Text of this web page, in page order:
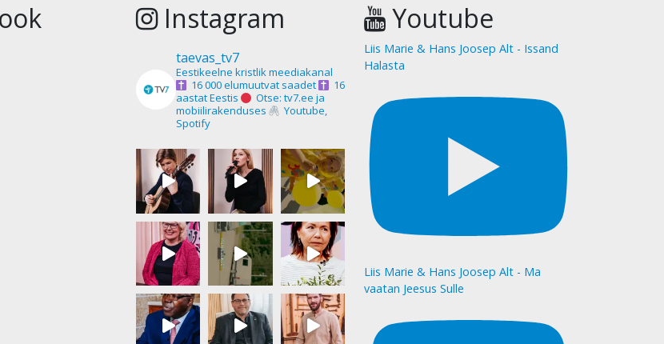
Instagram
taevas_tv7
Eestikeelne kristlik meediakanal
16 000 elumuutvat saadet
16
aastat Eestis
Otse: tv7.ee ja
mobiilirakenduses
Youtube,
Spotify
Youtube
Liis Marie & Hans Joosep Alt - Issand
Halasta
Liis Marie & Hans Joosep Alt - Ma
vaatan Jeesus Sulle